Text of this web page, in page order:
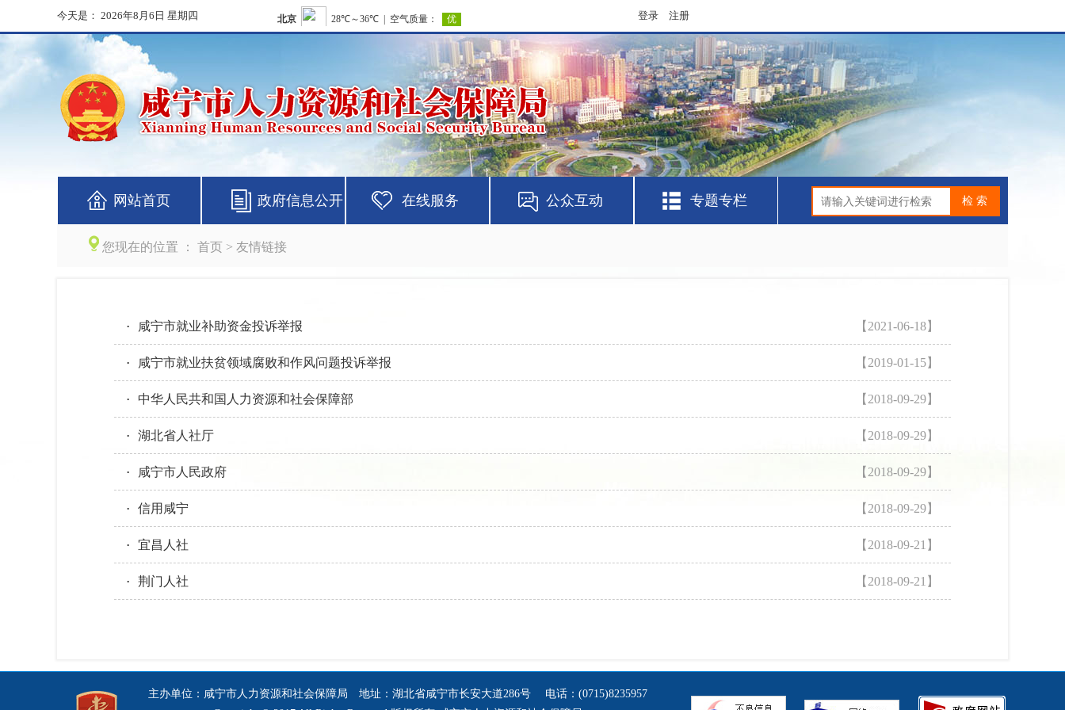
今天是： 2026年8月6日 星期四 登录 注册
网站首页 政府信息公开 在线服务 公众互动 专题专栏
您现在的位置 ： 首页 > 友情链接
【2021-06-18】
· 咸宁市就业补助资金投诉举报
【2019-01-15】
· 咸宁市就业扶贫领域腐败和作风问题投诉举报
【2018-09-29】
· 中华人民共和国人力资源和社会保障部
【2018-09-29】
· 湖北省人社厅
【2018-09-29】
· 咸宁市人民政府
【2018-09-29】
· 信用咸宁
【2018-09-21】
· 宜昌人社
【2018-09-21】
· 荆门人社
主办单位：咸宁市人力资源和社会保障局 地址：湖北省咸宁市长安大道286号 电话：(0715)8235957